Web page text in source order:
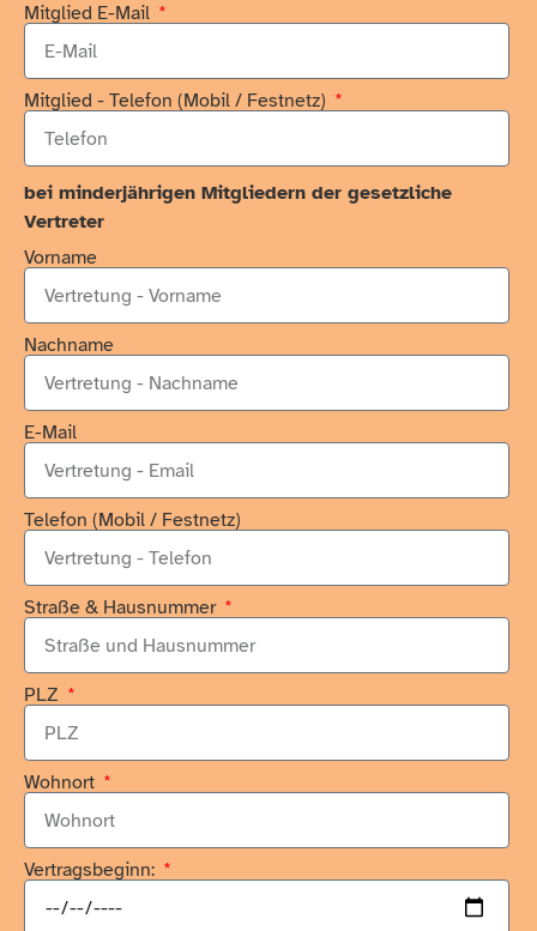
Mitglied E-Mail
Mitglied - Telefon (Mobil / Festnetz)
bei minderjährigen Mitgliedern der gesetzliche
Vertreter
Vorname
Nachname
E-Mail
Telefon (Mobil / Festnetz)
Straße & Hausnummer
PLZ
Wohnort
Vertragsbeginn: